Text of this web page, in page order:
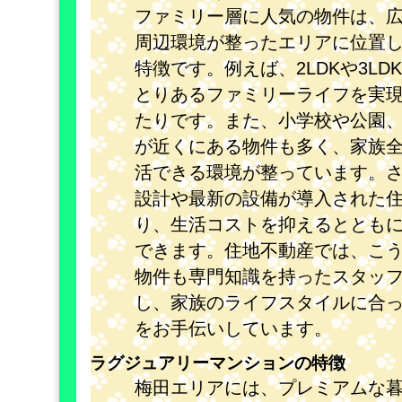
ファミリー層に人気の物件は、
周辺環境が整ったエリアに位置
特徴です。例えば、2LDKや
とりあるファミリーライフを実
たりです。また、小学校や公園
が近くにある物件も多く、家族
活できる環境が整っています。
設計や最新の設備が導入された
り、生活コストを抑えるととも
できます。住地不動産では、こ
物件も専門知識を持ったスタッ
し、家族のライフスタイルに合
をお手伝いしています。
ラグジュアリーマンションの特徴
梅田エリアには、プレミアムな